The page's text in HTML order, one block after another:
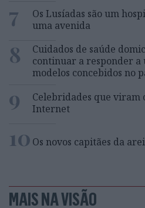
7
Os Lusíadas são um
uma avenida
8
Cuidados de saúde
continuar a responder a
modelos concebidos no
9
Celebridades que viram
Internet
10 Os novos capitães da
MAIS NA VISÃO